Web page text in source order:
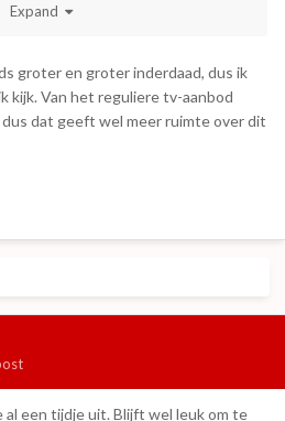
Expand
groter en groter inderdaad, dus ik
kijk. Van het reguliere tv-aanbod
dat geeft wel meer ruimte over dit
een tijdje uit. Blijft wel leuk om te